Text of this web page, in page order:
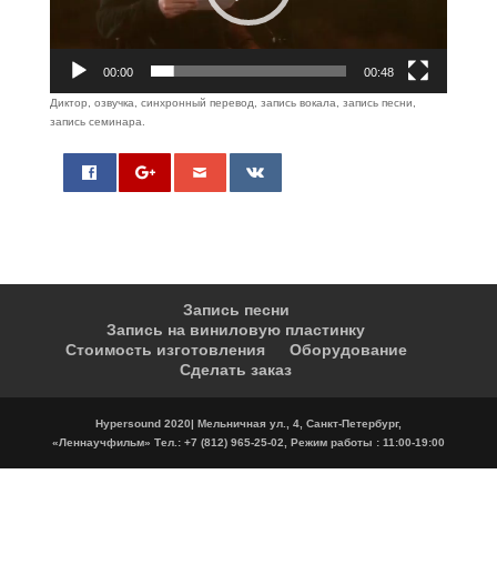
00:00 00:48
Диктор, озвучка, синхронный перевод, запись вокала, запись песни,
запись семинара.
Запись песни
Запись на виниловую пластинку
Стоимость изготовления
Оборудование
Сделать заказ
Hypersound 2020| Мельничная ул., 4, Санкт-Петербург,
«Леннаучфильм» Тел.: +7 (812) 965-25-02, Режим работы : 11:00-19:00